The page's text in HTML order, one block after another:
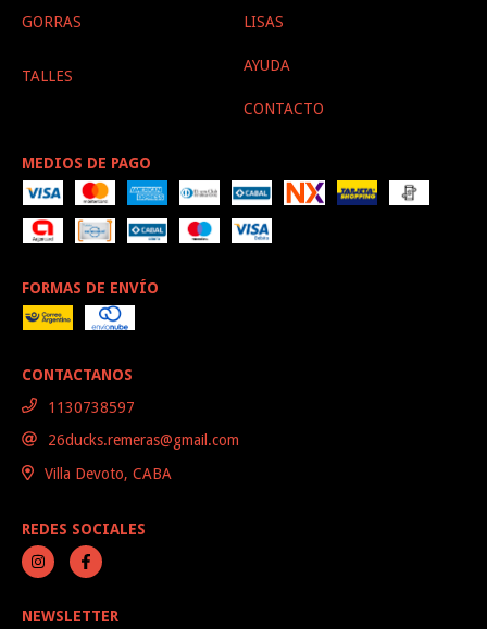
GORRAS LISAS
TALLES
AYUDA
CONTACTO
MEDIOS DE PAGO
FORMAS DE ENVÍO
CONTACTANOS
1130738597
26ducks.remeras@gmail.com
Villa Devoto, CABA
REDES SOCIALES
NEWSLETTER